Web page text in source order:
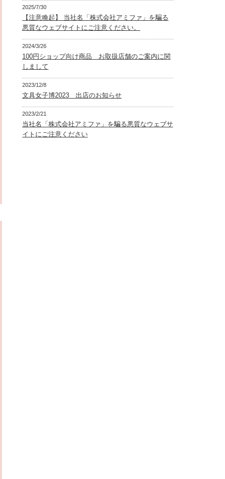
2025/7/30
【注意喚起】 当社名「株式会社アミファ」を騙る
悪質なウェブサイトにご注意ください。
2024/3/26
100円ショップ向け商品 お取扱店舗のご案内に関
しまして
2023/12/8
文具女子博2023 出店のお知らせ
2023/2/21
当社名「株式会社アミファ」を騙る悪質なウェブサ
イトにご注意ください